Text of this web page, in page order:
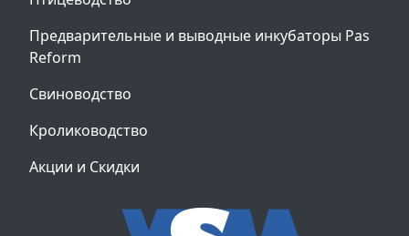
Предварительные и выводные инкубаторы Pas
Reform
Свиноводство
Кролиководство
Акции и Скидки